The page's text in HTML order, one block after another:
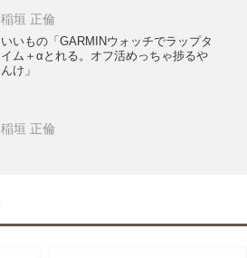
稲垣 正倫
いいもの「GARMINウォッチでラップタ
イム＋αとれる。オフ活めっちゃ捗るや
んけ」
稲垣 正倫